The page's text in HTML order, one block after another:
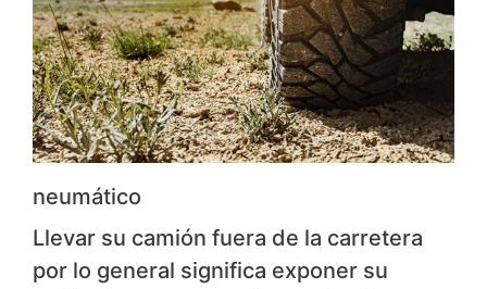
neumático
Llevar su camión fuera de la carretera
por lo general significa exponer su